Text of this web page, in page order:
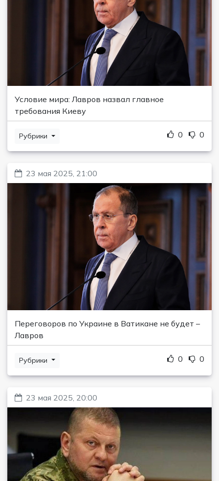
Условие мира: Лавров назвал главное
требования Киеву
Рубрики 0 0
23 мая 2025, 21:00
Переговоров по Украине в Ватикане не будет –
Лавров
Рубрики 0 0
23 мая 2025, 20:00